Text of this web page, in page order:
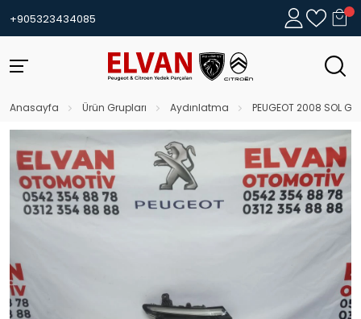
+905323434085
Anasayfa Ürün Grupları Aydınlatma PEUGEOT 2008 SOL